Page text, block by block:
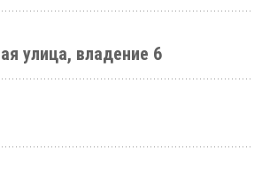
улица, владение 6